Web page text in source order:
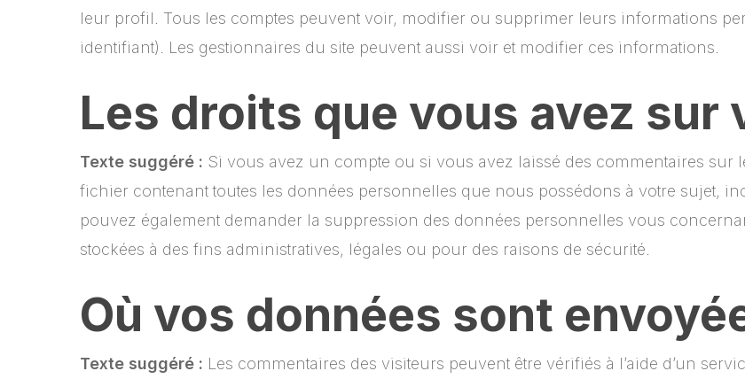
leur profil. Tous les comptes peuvent voir, modifier ou supprimer leurs informations
identifiant). Les gestionnaires du site peuvent aussi voir et modifier ces informations.
Les droits que vous avez sur
Texte suggéré : Si vous avez un compte ou si vous avez laissé des commentaires
fichier contenant toutes les données personnelles que nous possédons à votre sujet,
pouvez également demander la suppression des données personnelles vous
stockées à des fins administratives, légales ou pour des raisons de sécurité.
Où vos données sont
Texte suggéré : Les commentaires des visiteurs peuvent être vérifiés à l’aide d’un